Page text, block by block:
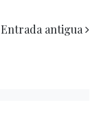
Entrada antigua